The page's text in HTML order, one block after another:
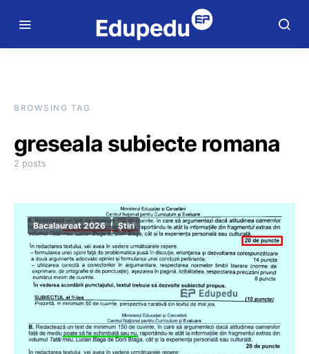
BROWSING TAG
greseala subiecte romana
2 posts
Bacalaureat 2026 Știri